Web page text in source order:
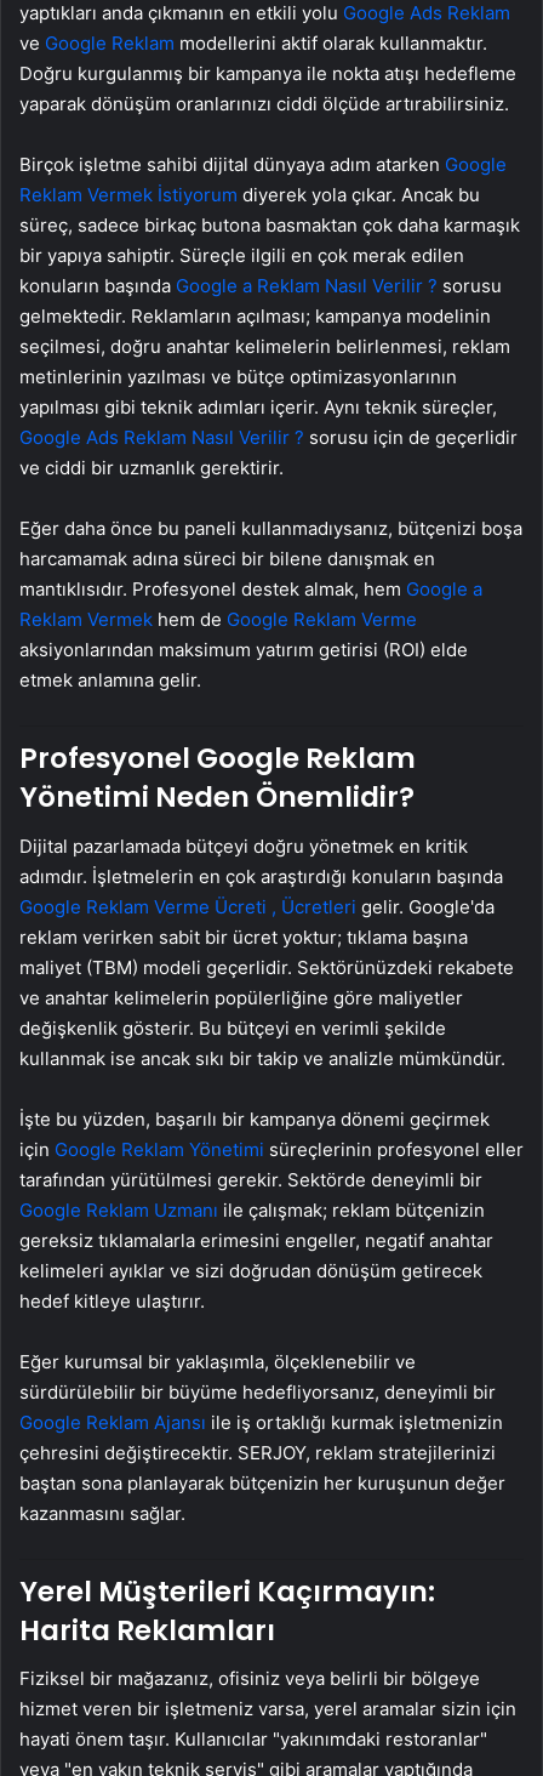
yaptıkları anda çıkmanın en etkili yolu Google Ads Reklam
ve Google Reklam modellerini aktif olarak kullanmaktır.
Doğru kurgulanmış bir kampanya ile nokta atışı hedefleme
yaparak dönüşüm oranlarınızı ciddi ölçüde artırabilirsiniz.
Birçok işletme sahibi dijital dünyaya adım atarken Google
Reklam Vermek İstiyorum diyerek yola çıkar. Ancak bu
süreç, sadece birkaç butona basmaktan çok daha karmaşık
bir yapıya sahiptir. Süreçle ilgili en çok merak edilen
konuların başında Google a Reklam Nasıl Verilir ? sorusu
gelmektedir. Reklamların açılması; kampanya modelinin
seçilmesi, doğru anahtar kelimelerin belirlenmesi, reklam
metinlerinin yazılması ve bütçe optimizasyonlarının
yapılması gibi teknik adımları içerir. Aynı teknik süreçler,
Google Ads Reklam Nasıl Verilir ? sorusu için de geçerlidir
ve ciddi bir uzmanlık gerektirir.
Eğer daha önce bu paneli kullanmadıysanız, bütçenizi boşa
harcamamak adına süreci bir bilene danışmak en
mantıklısıdır. Profesyonel destek almak, hem Google a
Reklam Vermek hem de Google Reklam Verme
aksiyonlarından maksimum yatırım getirisi (ROI) elde
etmek anlamına gelir.
Profesyonel Google Reklam
Yönetimi Neden Önemlidir?
Dijital pazarlamada bütçeyi doğru yönetmek en kritik
adımdır. İşletmelerin en çok araştırdığı konuların başında
Google Reklam Verme Ücreti , Ücretleri gelir. Google'da
reklam verirken sabit bir ücret yoktur; tıklama başına
maliyet (TBM) modeli geçerlidir. Sektörünüzdeki rekabete
ve anahtar kelimelerin popülerliğine göre maliyetler
değişkenlik gösterir. Bu bütçeyi en verimli şekilde
kullanmak ise ancak sıkı bir takip ve analizle mümkündür.
İşte bu yüzden, başarılı bir kampanya dönemi geçirmek
için Google Reklam Yönetimi süreçlerinin profesyonel eller
tarafından yürütülmesi gerekir. Sektörde deneyimli bir
Google Reklam Uzmanı ile çalışmak; reklam bütçenizin
gereksiz tıklamalarla erimesini engeller, negatif anahtar
kelimeleri ayıklar ve sizi doğrudan dönüşüm getirecek
hedef kitleye ulaştırır.
Eğer kurumsal bir yaklaşımla, ölçeklenebilir ve
sürdürülebilir bir büyüme hedefliyorsanız, deneyimli bir
Google Reklam Ajansı ile iş ortaklığı kurmak işletmenizin
çehresini değiştirecektir. SERJOY, reklam stratejilerinizi
baştan sona planlayarak bütçenizin her kuruşunun değer
kazanmasını sağlar.
Yerel Müşterileri Kaçırmayın:
Harita Reklamları
Fiziksel bir mağazanız, ofisiniz veya belirli bir bölgeye
hizmet veren bir işletmeniz varsa, yerel aramalar sizin için
hayati önem taşır. Kullanıcılar "yakınımdaki restoranlar"
veya "en yakın teknik servis" gibi aramalar yaptığında